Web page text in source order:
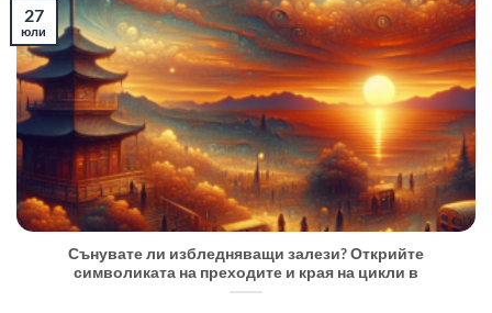
Сънувате ли избледняващи залези? Открийте
символиката на преходите и края на цикли в
27
юли